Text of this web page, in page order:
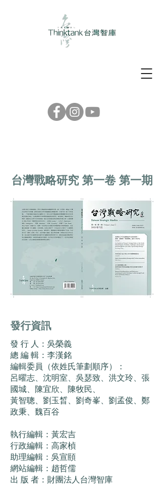
台灣戰略研究 第一卷 第一期
發行資訊
發 行 人：吳榮義
總 編 輯：李漢銘
編輯委員（依姓氏筆劃順序）：
呂曜志、沈明室、吳瑟致、洪文玲、張
國城、陳宜欣、陳牧民、
黃智聰、劉玉晳、劉奇峯、劉孟俊、鄭
政秉、魏百谷
執行編輯：黃宏吉
行政編輯：高家楨
助理編輯：吳宣頤
網站編輯：趙哲儒
出 版 者：財團法人台灣智庫